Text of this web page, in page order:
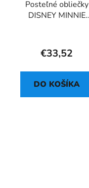
Posteľné obliečky
DISNEY MINNIE
€33,52
DO KOŠÍKA